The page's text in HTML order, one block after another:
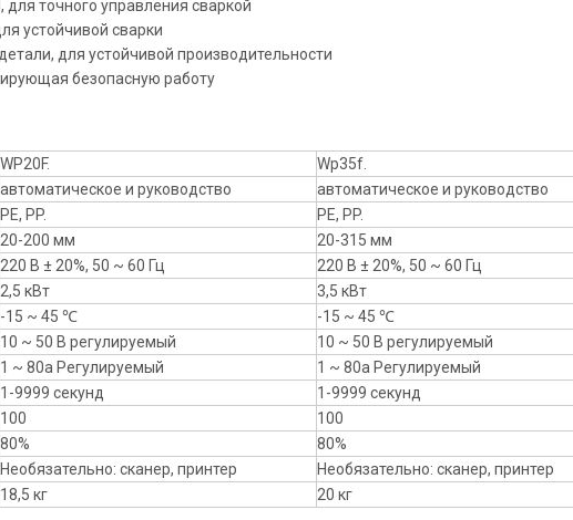
точного управления сваркой
устойчивой сварки
для устойчивой производительности
безопасную работу
WP20F.
Wp35f.
автоматическое и руководство
автоматическое и руководство
PE, PP.
PE, PP.
20-200 мм
20-315 мм
220 В ± 20%, 50 ~ 60 Гц
220 В ± 20%, 50 ~ 60 Гц
2,5 кВт
3,5 кВт
-15 ~ 45 ℃
-15 ~ 45 ℃
10 ~ 50 В регулируемый
10 ~ 50 В регулируемый
1 ~ 80a Регулируемый
1 ~ 80a Регулируемый
1-9999 секунд
1-9999 секунд
100
100
80%
80%
Необязательно: сканер, принтер
Необязательно: сканер, принтер
18,5 кг 20 кг